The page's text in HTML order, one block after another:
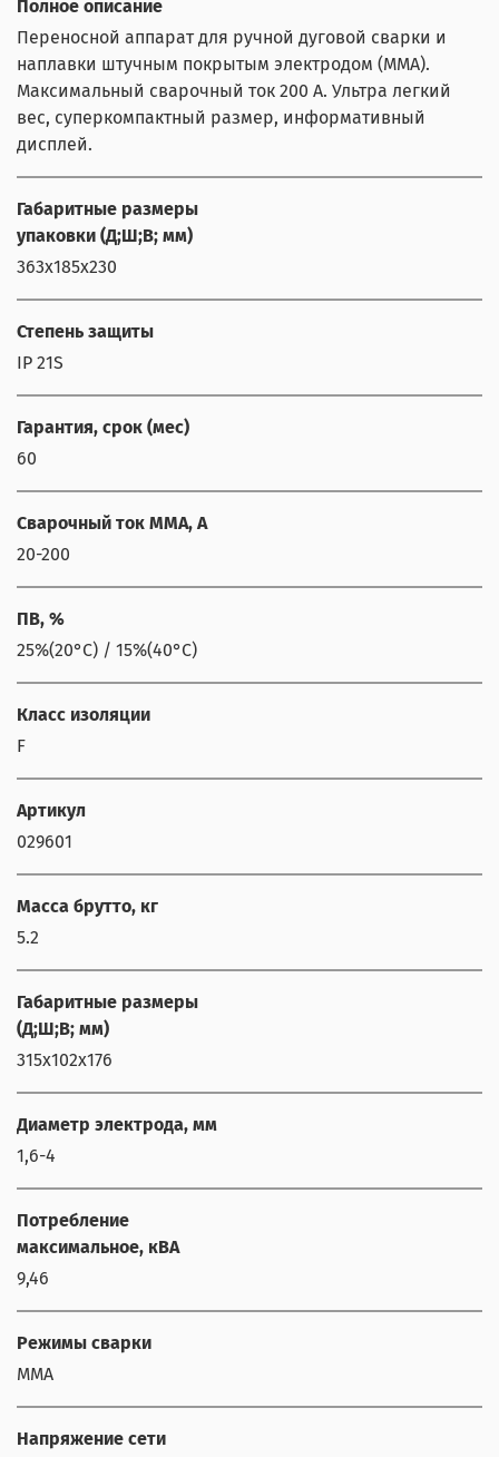
Полное описание
Переносной аппарат для ручной дуговой сварки и
наплавки штучным покрытым электродом (MMA).
Максимальный сварочный ток 200 А. Ультра легкий
вес, суперкомпактный размер, информативный
дисплей.
Габаритные размеры
упаковки (Д;Ш;В; мм)
363х185х230
Степень защиты
IP 21S
Гарантия, срок (мес)
60
Сварочный ток ММА, А
20-200
ПВ, %
25%(20°С) / 15%(40°С)
Класс изоляции
F
Артикул
029601
Масса брутто, кг
5.2
Габаритные размеры
(Д;Ш;В; мм)
315x102x176
Диаметр электрода, мм
1,6-4
Потребление
максимальное, кВА
9,46
Режимы сварки
MMA
Напряжение сети